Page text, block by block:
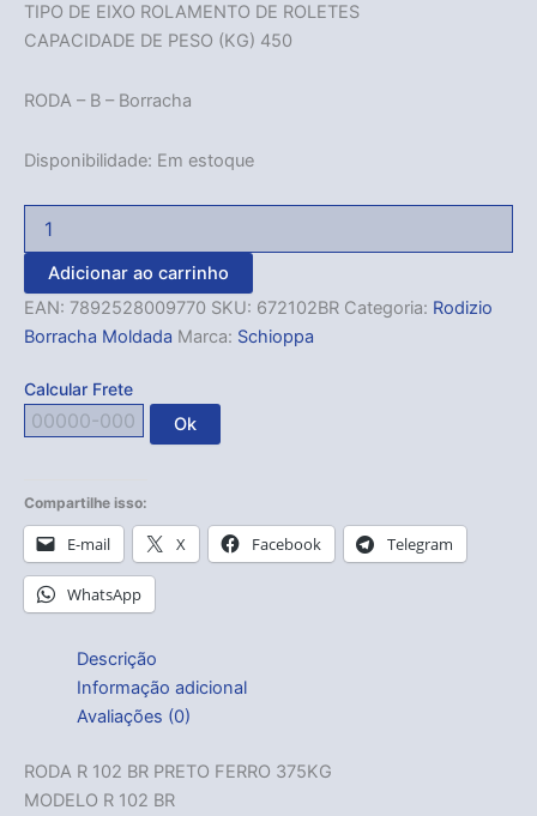
TIPO DE EIXO ROLAMENTO DE ROLETES
CAPACIDADE DE PESO (KG) 450
RODA – B – Borracha
Disponibilidade: Em estoque
Adicionar ao carrinho
EAN: 7892528009770 SKU: 672102BR Categoria: Rodizio
Borracha Moldada Marca: Schioppa
Calcular Frete
Ok
Compartilhe isso:
E-mail X Facebook Telegram
WhatsApp
Descrição
Informação adicional
Avaliações (0)
RODA R 102 BR PRETO FERRO 375KG
MODELO R 102 BR